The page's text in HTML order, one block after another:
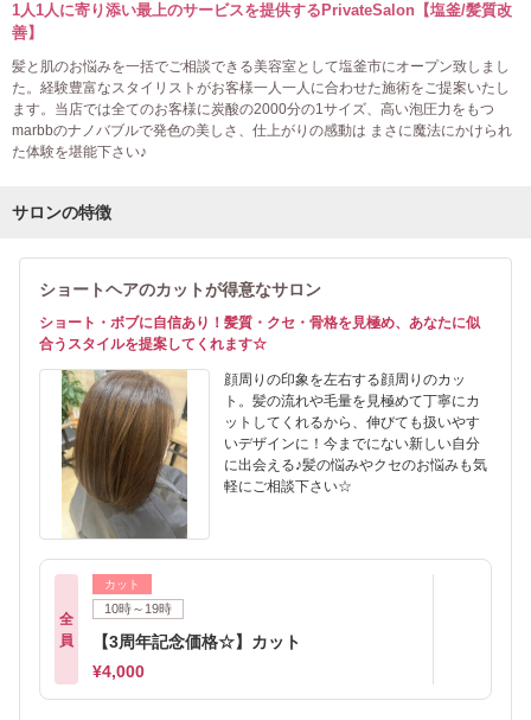
1人1人に寄り添い最上のサービスを提供するPrivateSalon【塩釜/髪質改
善】
髪と肌のお悩みを一括でご相談できる美容室として塩釜市にオープン致しまし
た。経験豊富なスタイリストがお客様一人一人に合わせた施術をご提案いたし
ます。当店では全てのお客様に炭酸の2000分の1サイズ、高い泡圧力をもつ
marbbのナノバブルで発色の美しさ、仕上がりの感動は まさに魔法にかけられ
た体験を堪能下さい♪
サロンの特徴
ショートヘアのカットが得意なサロン
ショート・ボブに自信あり！髪質・クセ・骨格を見極め、あなたに似
合うスタイルを提案してくれます☆
顔周りの印象を左右する顔周りのカッ
ト。髪の流れや毛量を見極めて丁寧にカ
ットしてくれるから、伸びても扱いやす
いデザインに！今までにない新しい自分
に出会える♪髪の悩みやクセのお悩みも気
軽にご相談下さい☆
全
員
カット
10時～19時
【3周年記念価格☆】カット
¥4,000